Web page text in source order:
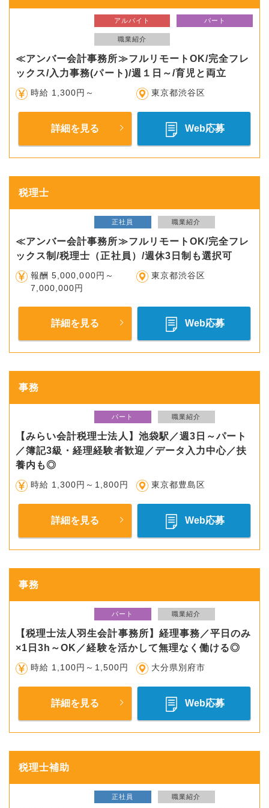
アルバイト パート
職業紹介
≪アンバー会計事務所≫フルリモートOK/完全フレ
ックス/入力事務(パート)/週１日～/育児と両立
時給 1,300円～ 東京都渋谷区
詳細を見る Web応募
税理士
正社員 職業紹介
≪アンバー会計事務所≫フルリモートOK/完全フレ
ックス制/税理士（正社員）/週休3日制も選択可
報酬 5,000,000円～
7,000,000円
東京都渋谷区
詳細を見る Web応募
事務
パート 職業紹介
【みらい会計税理士法人】池袋駅／週3日～パート
／簿記3級・経理経験者歓迎／データ入力中心／扶
養内も◎
時給 1,300円～1,800円 東京都豊島区
詳細を見る Web応募
事務
パート 職業紹介
【税理士法人羽生会計事務所】経理事務／平日のみ
×1日3h～OK／経験を活かして無理なく働ける◎
時給 1,100円～1,500円 大分県別府市
詳細を見る Web応募
税理士補助
正社員 職業紹介